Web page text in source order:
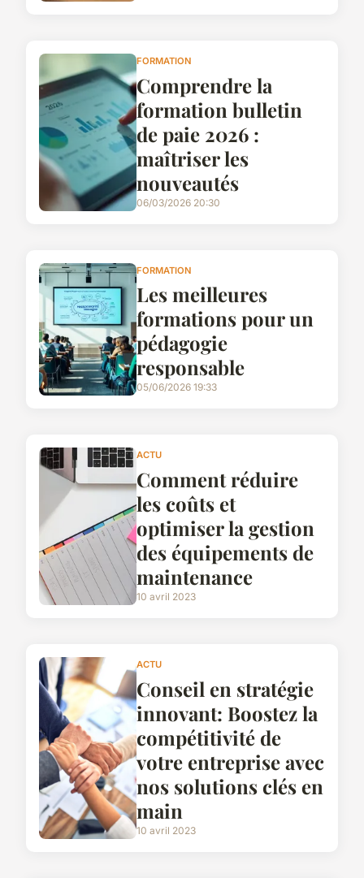
FORMATION
Comprendre la
formation bulletin
de paie 2026 :
maîtriser les
nouveautés
06/03/2026 20:30
FORMATION
Les meilleures
formations pour un
pédagogie
responsable
05/06/2026 19:33
ACTU
Comment réduire
les coûts et
optimiser la gestion
des équipements de
maintenance
10 avril 2023
ACTU
Conseil en stratégie
innovant: Boostez la
compétitivité de
votre entreprise avec
nos solutions clés en
main
10 avril 2023